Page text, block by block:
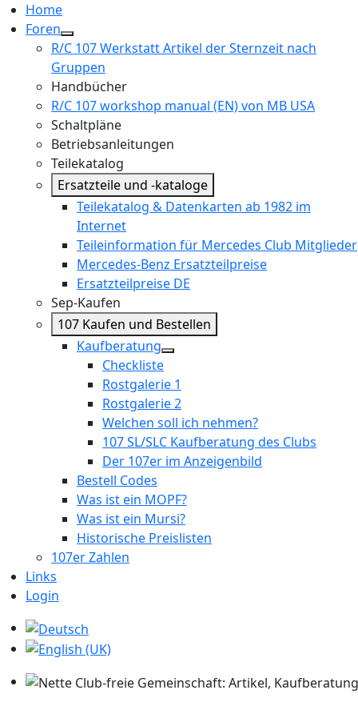
Home
Foren
R/C 107 Werkstatt Artikel der Sternzeit nach
Gruppen
Handbücher
R/C 107 workshop manual (EN) von MB USA
Schaltpläne
Betriebsanleitungen
Teilekatalog
Ersatzteile und -kataloge
Teilekatalog & Datenkarten ab 1982 im
Internet
Teileinformation für Mercedes Club Mitglieder
Mercedes-Benz Ersatzteilpreise
Ersatzteilpreise DE
Sep-Kaufen
107 Kaufen und Bestellen
Kaufberatung
Checkliste
Rostgalerie 1
Rostgalerie 2
Welchen soll ich nehmen?
107 SL/SLC Kaufberatung des Clubs
Der 107er im Anzeigenbild
Bestell Codes
Was ist ein MOPF?
Was ist ein Mursi?
Historische Preislisten
107er Zahlen
Links
Login
Sprache auswählen